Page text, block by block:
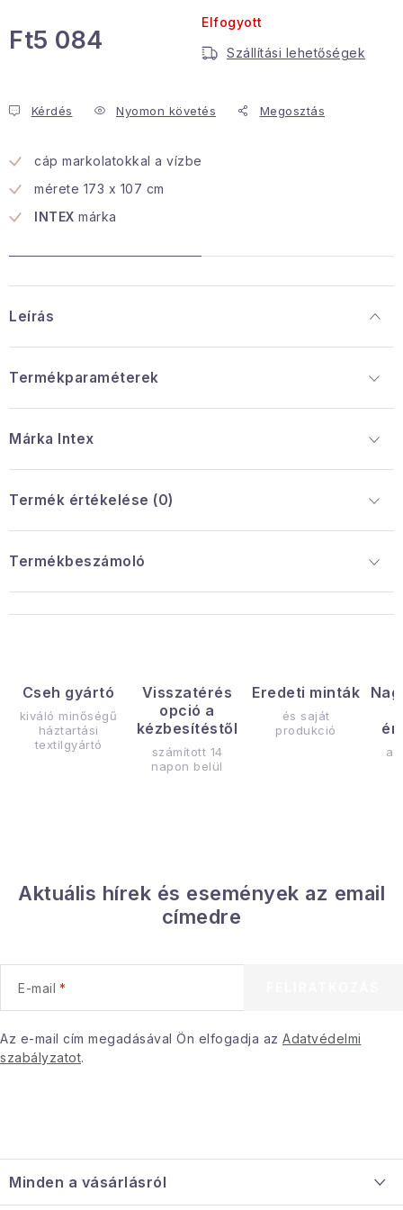
Januári akció
A személyes adatok védelmének feltételei
Kereskedelem feltételes
Információ a mellékletről
Érintkezés
Rólunk
Ft5 084
Elfogyott
Szállítási lehetőségek
Kérdés Nyomon követés Megosztás
cáp markolatokkal a vízbe
mérete 173 x 107 cm
INTEX márka
Cseh gyártó
kiváló minőségű
háztartási
textilgyártó
Visszatérés
opció a
kézbesítéstől
számított 14
napon belül
Eredeti minták
és saját
produkció
Leírás
Termékparaméterek
Márka Intex
Termék értékelése (0)
Termékbeszámoló
Aktuális hírek és események az email
címedre
E-mail
Az e-mail cím megadásával Ön elfogadja az Adatvédelmi
szabályzatot.
á
bMinden a vásárlásról